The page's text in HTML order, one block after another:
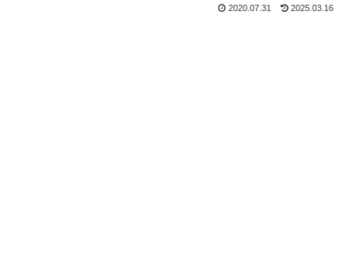
2020.07.31 2025.03.16